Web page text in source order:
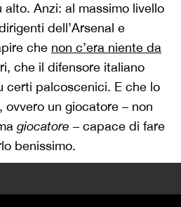
Anzi: al massimo livello
dell’Arsenal e
che non c’era niente da
che il difensore italiano
certi palcoscenici. E che lo
un giocatore – non
giocatore – capace di fare
benissimo.